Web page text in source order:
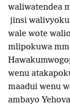
waliwatendea
jinsi
wale wote
mlipokuwa
wenu
maadui wenu
ambayo